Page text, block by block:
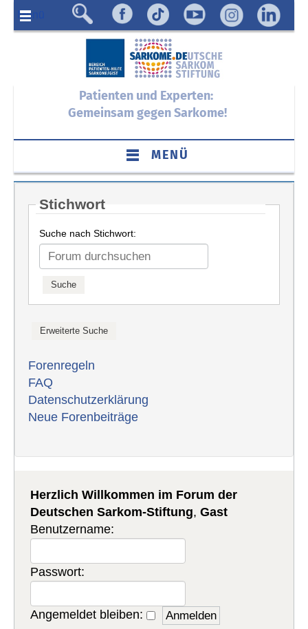
Menü
Patienten und Experten:
Gemeinsam gegen Sarkome!
MENÜ
Stichwort
Suche nach Stichwort:
Forenregeln
FAQ
Datenschutzerklärung
Neue Forenbeiträge
Herzlich Willkommen im Forum der
Deutschen Sarkom-Stiftung,Gast
Benutzername:
Passwort:
Angemeldet bleiben: